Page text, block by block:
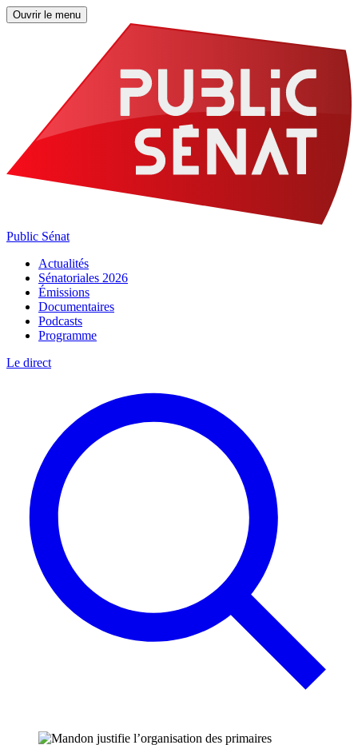
Ouvrir le menu
Public Sénat
Actualités
Sénatoriales 2026
Émissions
Documentaires
Podcasts
Programme
Le direct